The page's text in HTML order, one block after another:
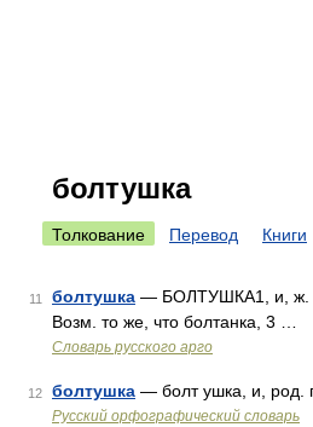
болтушка
Толкование Перевод Книги
11 болтушка — БОЛТУШКА1, и, ж.
Возм. то же, что болтанка, 3 …
Словарь русского арго
12 болтушка — болт ушка, и, род.
Русский орфографический словарь